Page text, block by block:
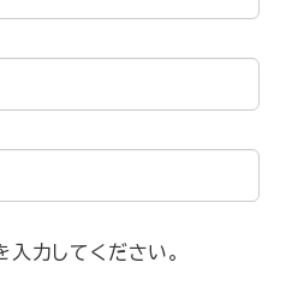
力してください。